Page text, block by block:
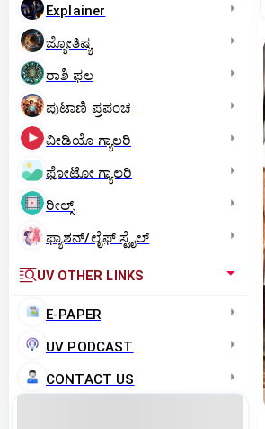
Explainer
ಜ್ಯೋತಿಷ್ಯ
ರಾಶಿ ಫಲ
ಪುಟಾಣಿ ಪ್ರಪಂಚ
ವೀಡಿಯೊ ಗ್ಯಾಲರಿ
ಫೋಟೋ ಗ್ಯಾಲರಿ
ರೀಲ್ಸ್
ಫ್ಯಾಶನ್/ಲೈಫ್‌ ಸ್ಟೈಲ್
UV OTHER LINKS
E-PAPER
UV PODCAST
CONTACT US